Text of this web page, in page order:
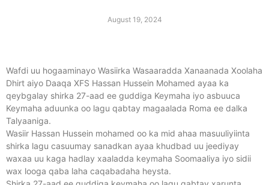
August 19, 2024
Wafdi uu hogaaminayo Wasiirka Wasaaradda Xanaanada Xoolaha
Dhirt aiyo Daaqa XFS Hassan Hussein Mohamed ayaa ka
qeybgalay shirka 27-aad ee guddiga Keymaha iyo asbuuca
Keymaha aduunka oo lagu qabtay magaalada Roma ee dalka
Talyaaniga.
Wasiir Hassan Hussein mohamed oo ka mid ahaa masuuliyiinta
shirka lagu casuumay sanadkan ayaa khudbad uu jeediyay
waxaa uu kaga hadlay xaaladda keymaha Soomaaliya iyo sidii
wax looga qaba laha caqabadaha heysta.